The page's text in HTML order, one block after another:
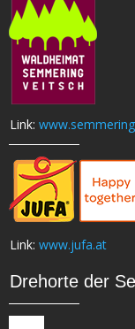
Link:
Link: www.jufa.at
Drehorte der